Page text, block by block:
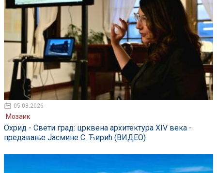
05.08.2026
Мозаик
Охрид - Свети град: црквена архитектура XIV века -
предавање Јасмине С. Ћирић (ВИДЕО)